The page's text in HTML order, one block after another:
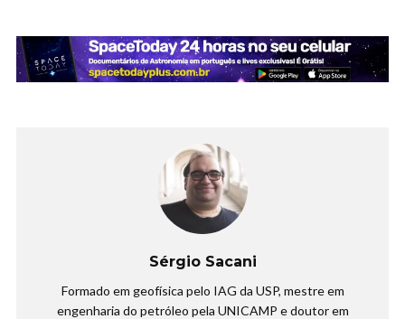
Sérgio Sacani
Formado em geofísica pelo IAG da USP, mestre em
engenharia do petróleo pela UNICAMP e doutor em